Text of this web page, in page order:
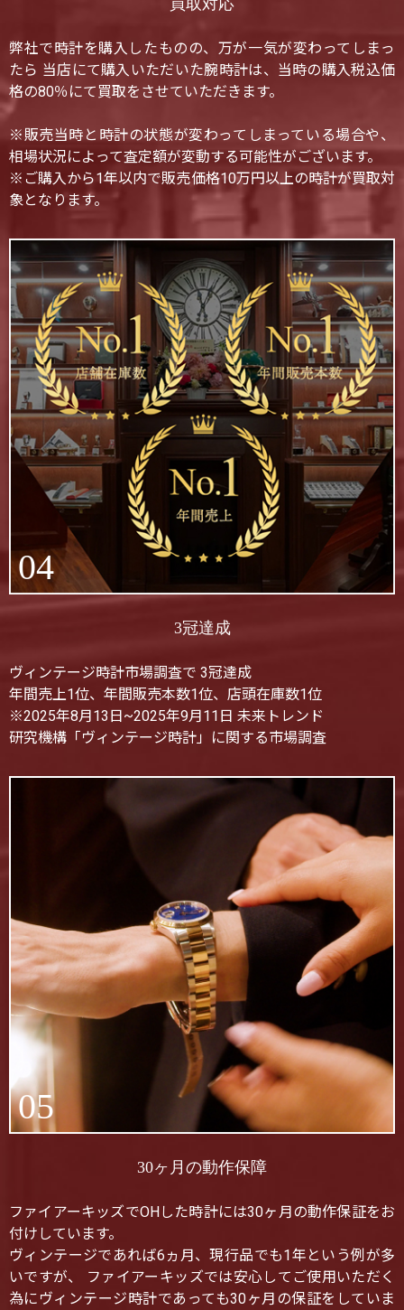
弊社で時計を購入したものの、万が一気が変わってしまっ
たら 当店にて購入いただいた腕時計は、当時の購入税込価
格の80％にて買取をさせていただきます。
※販売当時と時計の状態が変わってしまっている場合や、
相場状況によって査定額が変動する可能性がございます。
※ご購入から1年以内で販売価格10万円以上の時計が買取対
象となります。
04
3冠達成
ヴィンテージ時計市場調査で 3冠達成
年間売上1位、年間販売本数1位、店頭在庫数1位
※2025年8月13日~2025年9月11日 未来トレンド
研究機構「ヴィンテージ時計」に関する市場調査
05
30ヶ月の動作保障
ファイアーキッズでOHした時計には30ヶ月の動作保証をお
付けしています。
ヴィンテージであれば6ヵ月、現行品でも1年という例が多
いですが、 ファイアーキッズでは安心してご使用いただく
為にヴィンテージ時計であっても30ヶ月の保証をしていま